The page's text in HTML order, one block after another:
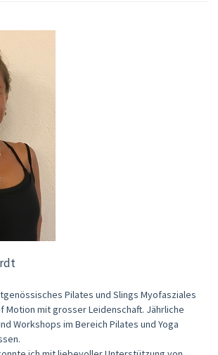
Pilates und Slings Myofasziales
Motion mit grosser Leidenschaft. Jährliche
Workshops im Bereich Pilates und Yoga